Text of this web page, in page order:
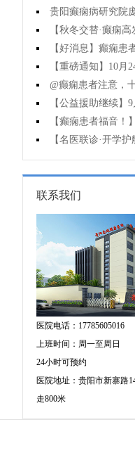
贵阳癫痫病研究院
第十一届CAAE国际癫
成立20周年庆典
【秋冬交替·癫痫
日，超难约的北京三
贵州专家团共抗癫痫，
【好消息】癫痫患
万元救助+半价专项检
免费亲诊，符合条件
【重磅通知】10月
病专项检查全额救助+
亲诊+高达万元补贴，
@癫痫患者注意，
救助计划开启，专家免
万元治疗救助，速抢
【公益援助继续】9
癫痫名医免费亲诊+检
助持续发放，速约！
【癫痫患者福音！
15日，专项检查免费+
专家空降贵阳亲诊，
【名医联诊·开学
三甲癫痫名医公益亲
额援助，速约！
联系我们
医院电话：17785605016
上班时间：周一至周日
24小时可预约
医院地址：贵阳市新寨路
走800米